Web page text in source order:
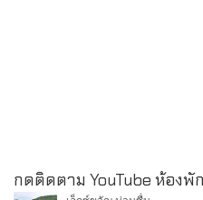
กดติดตาม YouTube ห้องพั